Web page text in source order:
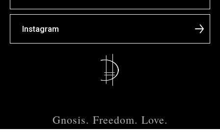
Instagram
Gnosis. Freedom. Love.